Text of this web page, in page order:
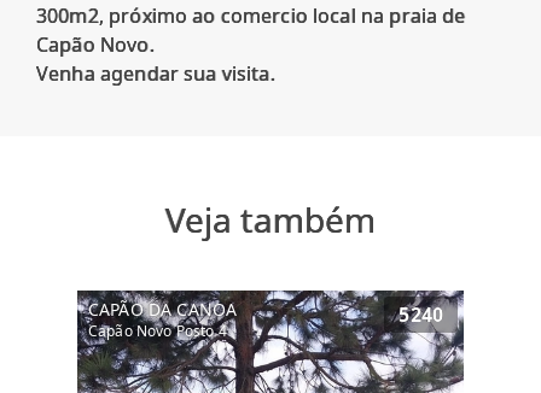
300m2, próximo ao comercio local na praia de
Capão Novo.
Venha agendar sua visita.
Veja também
CAPÃO DA CANOA
Capão Novo Posto 4
5240